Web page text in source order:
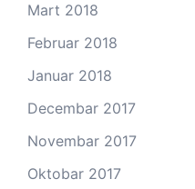
Mart 2018
Februar 2018
Januar 2018
Decembar 2017
Novembar 2017
Oktobar 2017